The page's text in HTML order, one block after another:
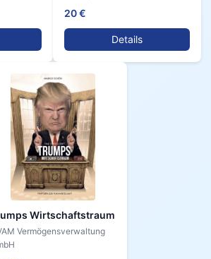
20 €
Details
Wirtschaftstraum
Vermögensverwaltung